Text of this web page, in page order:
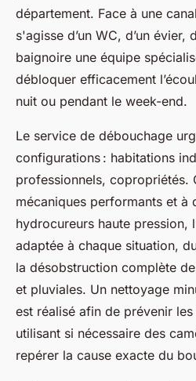
département. Face à une
s'agisse d’un WC, d’un évier,
baignoire une équipe
débloquer efficacement
nuit ou pendant le week-end.
Le service de débouchage
configurations : habitations
professionnels, copropriétés.
mécaniques performants et à
hydrocureurs haute pression,
adaptée à chaque situation,
la désobstruction complète
et pluviales. Un nettoyage
est réalisé afin de prévenir
utilisant si nécessaire des
repérer la cause exacte du